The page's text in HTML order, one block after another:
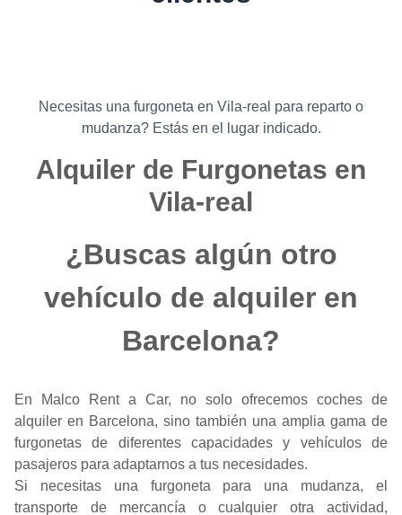
Necesitas una furgoneta en Vila-real para reparto o
mudanza? Estás en el lugar indicado.
Alquiler de Furgonetas en
Vila-real
¿Buscas algún otro
vehículo de alquiler en
Barcelona?
En Malco Rent a Car, no solo ofrecemos coches de
alquiler en Barcelona, sino también una amplia gama de
furgonetas de diferentes capacidades y vehículos de
pasajeros para adaptarnos a tus necesidades.
Si necesitas una furgoneta para una mudanza, el
transporte de mercancía o cualquier otra actividad,